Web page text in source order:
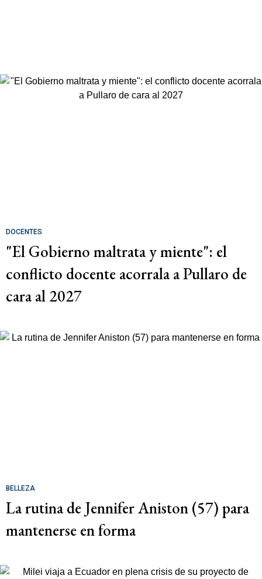
DOCENTES
"El Gobierno maltrata y miente": el
conflicto docente acorrala a Pullaro de
cara al 2027
BELLEZA
La rutina de Jennifer Aniston (57) para
mantenerse en forma